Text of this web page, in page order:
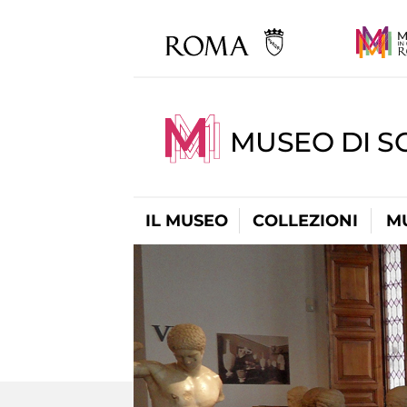
MUSEO DI
IL MUSEO COLLEZIONI